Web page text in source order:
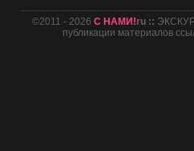
©2011 - 2026 С НАМИ!ru ::
публикации материалов